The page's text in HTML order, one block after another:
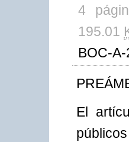
4
195.01
BOC-
El